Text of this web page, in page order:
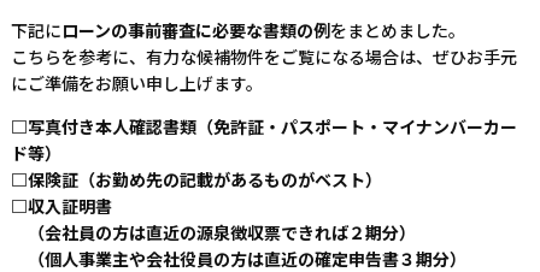
下記にローンの事前審査に必要な書類の例をまとめました。
こちらを参考に、有力な候補物件をご覧になる場合は、ぜひお手元
にご準備をお願い申し上げます。
□写真付き本人確認書類（免許証・パスポート・マイナンバーカー
ド等）
□保険証（お勤め先の記載があるものがベスト）
□収入証明書
（会社員の方は直近の源泉徴収票できれば２期分）
（個人事業主や会社役員の方は直近の確定申告書３期分）